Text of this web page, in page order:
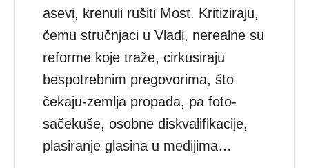
asevi, krenuli rušiti Most. Kritiziraju,
čemu stručnjaci u Vladi, nerealne su
reforme koje traže, cirkusiraju
bespotrebnim pregovorima, što
čekaju-zemlja propada, pa foto-
sačekuše, osobne diskvalifikacije,
plasiranje glasina u medijima…